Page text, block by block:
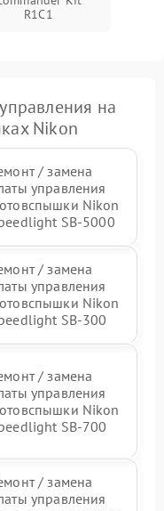
R1C1
на
Nikon
/ замена
управления
Nikon
SB-5000
/ замена
управления
Nikon
SB-300
/ замена
управления
Nikon
SB-700
/ замена
управления